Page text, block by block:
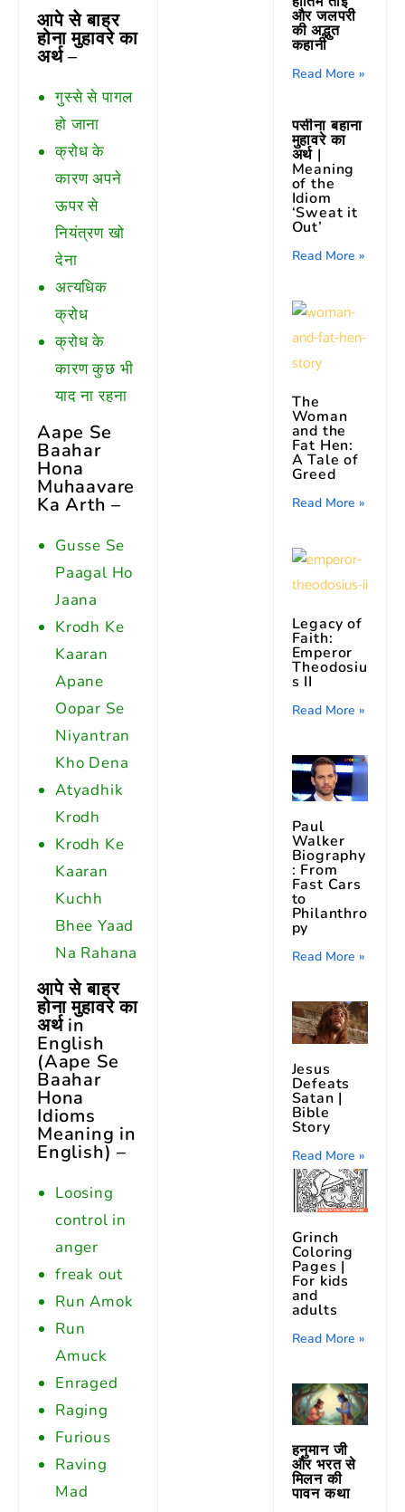
आपे से बाहर
होना मुहावरेका
अर्थ –
गुस्से से पागल
हो जाना
क्रोध के
कारण अपने
ऊपर से
नियंत्रण खो
देना
अत्यधिक
क्रोध
क्रोध के
कारण कुछ भी
याद ना रहना
Aape Se
Baahar
Hona
Muhaavare
Ka Arth –
Gusse Se
Paagal Ho
Jaana
Krodh Ke
Kaaran
Apane
Oopar Se
Niyantran
Kho Dena
Atyadhik
Krodh
Krodh Ke
Kaaran
Kuchh
Bhee Yaad
Na Rahana
आपे से बाहर
होना मुहावरे का
अर्थ in
English
(Aape Se
Baahar
Hona
Idioms
Meaning in
English) –
Loosing
control in
anger
freak out
Run Amok
Run
Amuck
Enraged
Raging
Furious
Raving
Mad
और जलपरी
की अद्भुत
कहानी
Read More »
पसीना बहाना
मुहावरे का
अर्थ |
Meaning
of the
Idiom
‘Sweat it
Out’
Read More »
The
Woman
and the
Fat Hen:
A Tale of
Greed
Read More »
Legacy of
Faith:
Emperor
Theodosiu
s II
Read More »
Paul
Walker
Biography
: From
Fast Cars
to
Philanthro
py
Read More »
Jesus
Defeats
Satan |
Bible
Story
Read More »
Grinch
Coloring
Pages |
For kids
and
adults
Read More »
हनुमान जी
और भरत से
मिलन की
पावन कथा